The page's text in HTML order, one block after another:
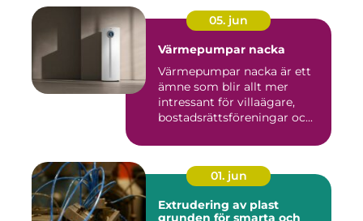
05. jun
Värmepumpar nacka
Värmepumpar nacka är ett
ämne som blir allt mer
intressant för villaägare,
bostadsrättsföreningar oc...
01. jun
Extrudering av plast
grunden för smarta och